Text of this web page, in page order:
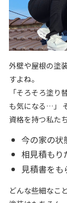
外壁や屋根の塗
すよね。
「そろそろ塗
も気になる…」
資格を持つ私た
今の家の状
相見積もり
見積書を
どんな些細なこ